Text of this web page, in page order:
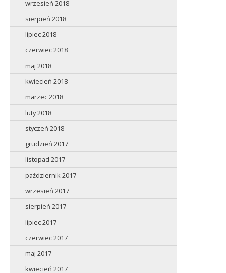
wrzesień 2018
sierpień 2018
lipiec 2018
czerwiec 2018
maj 2018
kwiecień 2018
marzec 2018
luty 2018
styczeń 2018
grudzień 2017
listopad 2017
październik 2017
wrzesień 2017
sierpień 2017
lipiec 2017
czerwiec 2017
maj 2017
kwiecień 2017